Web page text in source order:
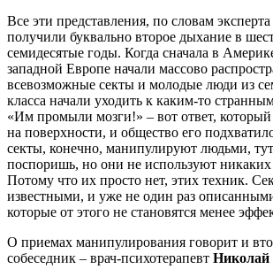
Все эти представления, по словам
получили буквально второе дыхание в
семидесятые годы. Когда сначала в
западной Европе начали массово
всевозможные секты и молодые люди из
класса начали уходить к каким-то
«Им промыли мозги!» – вот ответ, который
на поверхности, и общество его
секты, конечно, манипулируют людьми,
поспоришь, но они не используют никаких
Потому что их просто нет, этих техник.
известными, и уже не один раз
которые от этого не становятся менее
О приемах манипулирования говорит и
собеседник – врач-психотерапевт